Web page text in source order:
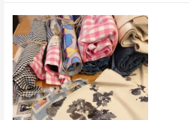
半
期
に
一
度
の
残
布